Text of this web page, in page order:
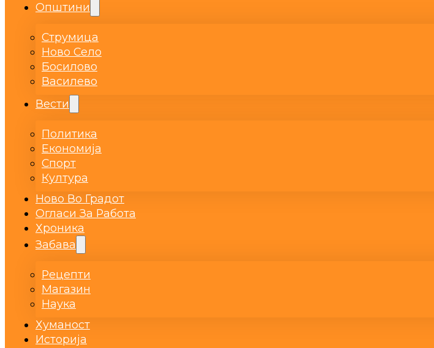
Општини
Струмица
Ново Село
Босилово
Василево
Вести
Политика
Економија
Спорт
Култура
Ново Во Градот
Огласи За Работа
Хроника
Забава
Рецепти
Магазин
Наука
Хуманост
Историја